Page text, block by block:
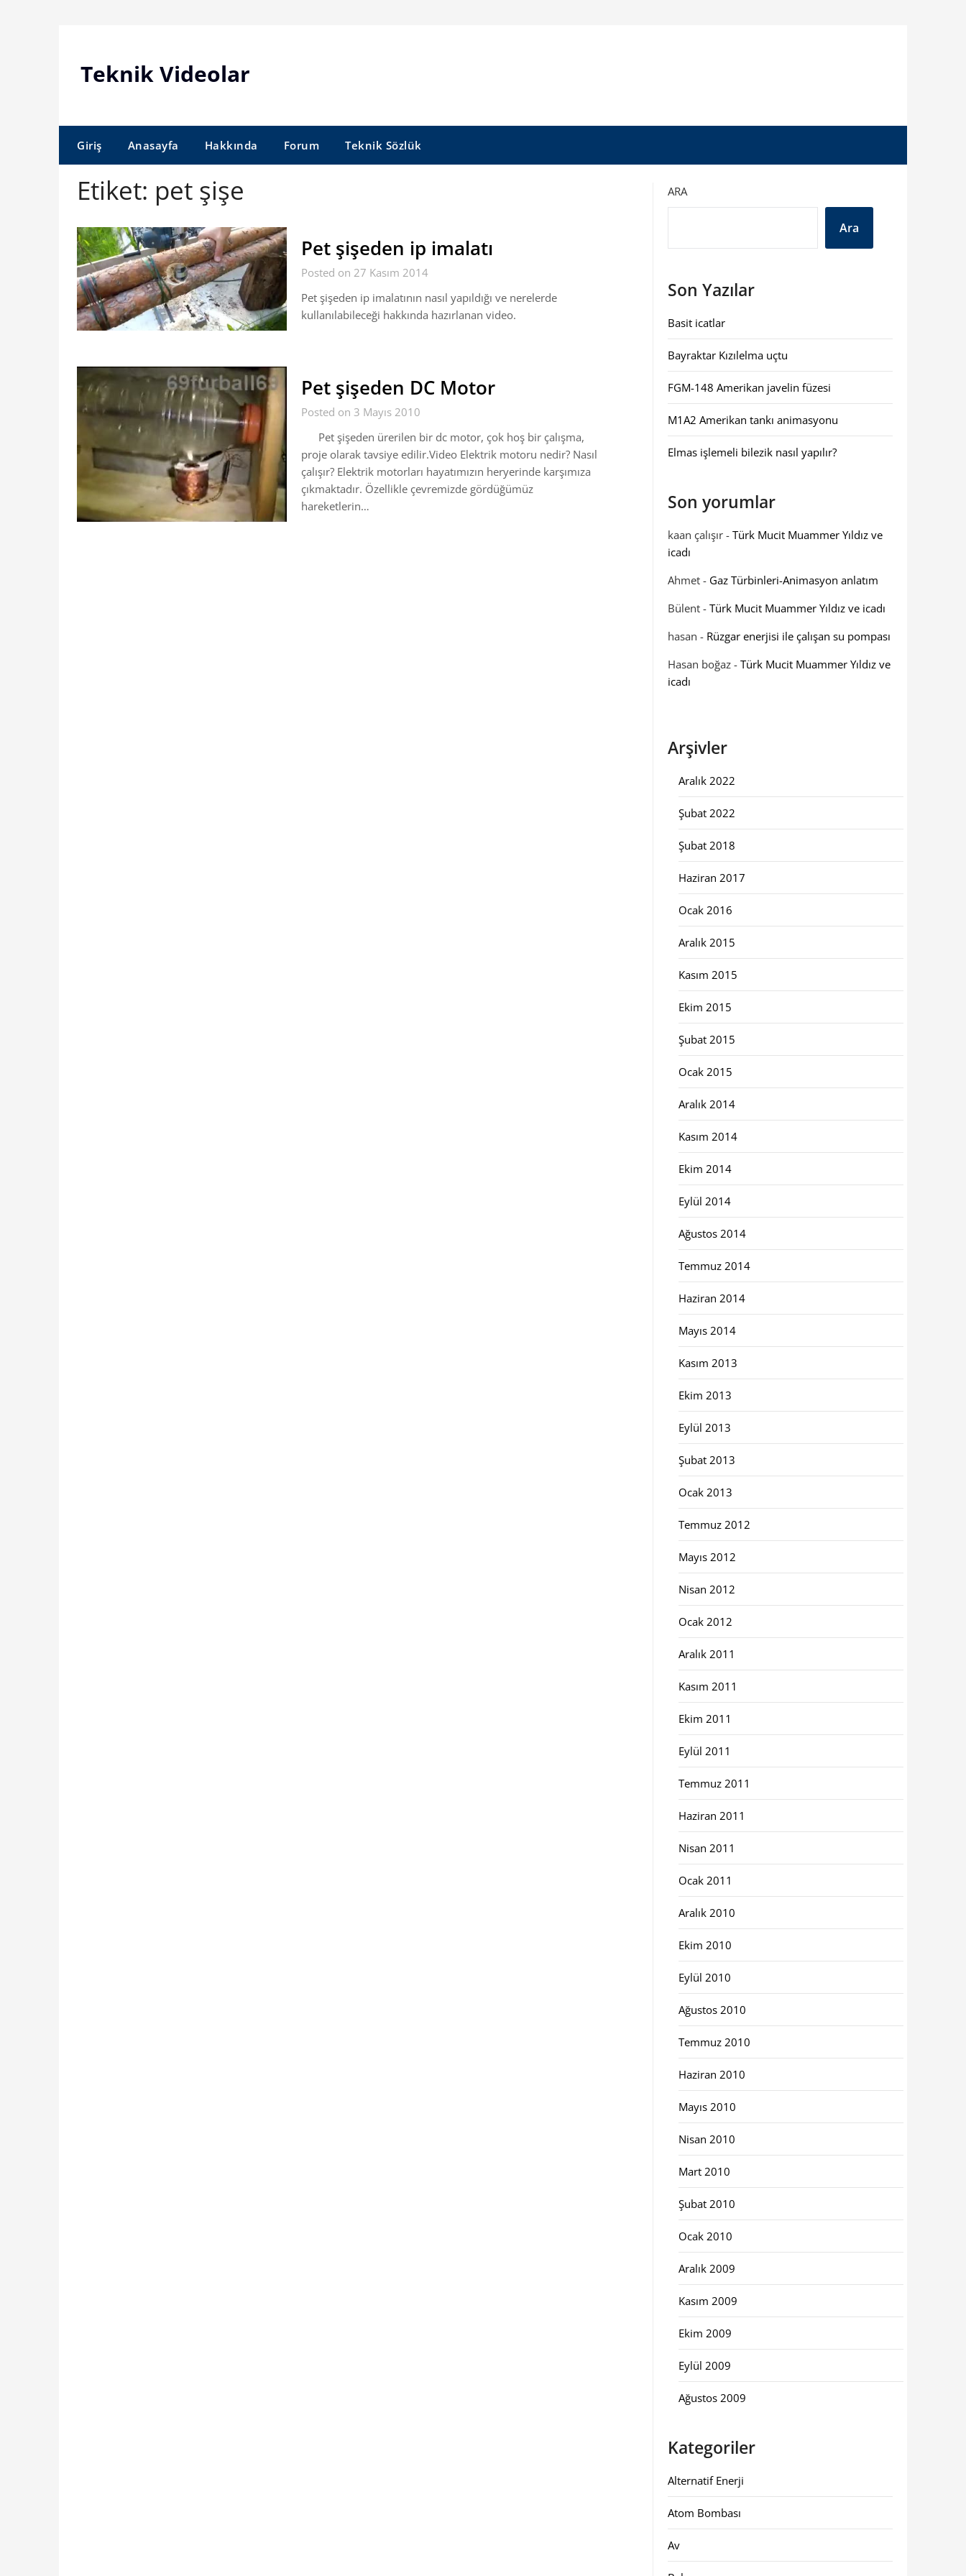
Teknik Videolar
Giriş Anasayfa Hakkında Forum Teknik Sözlük
Etiket: pet şişe
Pet şişeden ip imalatı
Posted on 27 Kasım 2014
Pet şişeden ip imalatının nasıl yapıldığı ve nerelerde
kullanılabileceği hakkında hazırlanan video.
Pet şişeden DC Motor
Posted on 3 Mayıs 2010
Pet şişeden ürerilen bir dc motor, çok hoş bir çalışma,
proje olarak tavsiye edilir.Video Elektrik motoru nedir? Nasıl
çalışır? Elektrik motorları hayatımızın heryerinde karşımıza
çıkmaktadır. Özellikle çevremizde gördüğümüz
hareketlerin…
ARA
Ara
Son Yazılar
Basit icatlar
Bayraktar Kızılelma uçtu
FGM-148 Amerikan javelin füzesi
M1A2 Amerikan tankı animasyonu
Elmas işlemeli bilezik nasıl yapılır?
Son yorumlar
kaan çalışır- Türk Mucit Muammer Yıldız ve
icadı
Ahmet- Gaz Türbinleri-Animasyon anlatım
Bülent- Türk Mucit Muammer Yıldız ve icadı
hasan - Rüzgar enerjisi ile çalışan su pompası
Hasan boğaz- Türk Mucit Muammer Yıldız ve
icadı
Arşivler
Aralık 2022
Şubat 2022
Şubat 2018
Haziran 2017
Ocak 2016
Aralık 2015
Kasım 2015
Ekim 2015
Şubat 2015
Ocak 2015
Aralık 2014
Kasım 2014
Ekim 2014
Eylül 2014
Ağustos 2014
Temmuz 2014
Haziran 2014
Mayıs 2014
Kasım 2013
Ekim 2013
Eylül 2013
Şubat 2013
Ocak 2013
Temmuz 2012
Mayıs 2012
Nisan 2012
Ocak 2012
Aralık 2011
Kasım 2011
Ekim 2011
Eylül 2011
Temmuz 2011
Haziran 2011
Nisan 2011
Ocak 2011
Aralık 2010
Ekim 2010
Eylül 2010
Ağustos 2010
Temmuz 2010
Haziran 2010
Mayıs 2010
Nisan 2010
Mart 2010
Şubat 2010
Ocak 2010
Aralık 2009
Kasım 2009
Ekim 2009
Eylül 2009
Ağustos 2009
Kategoriler
Alternatif Enerji
Atom Bombası
Av